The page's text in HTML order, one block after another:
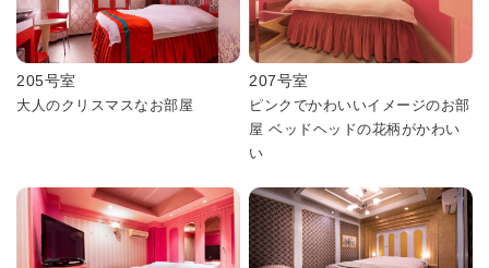
205号室
大人のクリスマスなお部屋
207号室
ピンクでかわいいイメージのお部
屋 ベッドヘッドの花柄がかわい
い